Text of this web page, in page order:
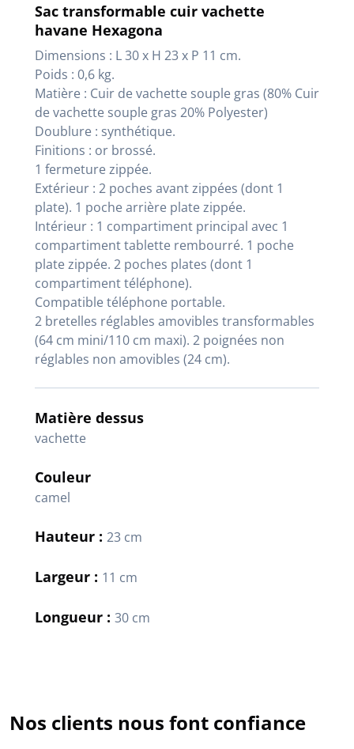
Sac transformable cuir vachette
havane Hexagona
Dimensions : L 30 x H 23 x P 11 cm.
Poids : 0,6 kg.
Matière : Cuir de vachette souple gras (80% Cuir
de vachette souple gras 20% Polyester)
Doublure : synthétique.
Finitions : or brossé.
1 fermeture zippée.
Extérieur : 2 poches avant zippées (dont 1
plate). 1 poche arrière plate zippée.
Intérieur : 1 compartiment principal avec 1
compartiment tablette rembourré. 1 poche
plate zippée. 2 poches plates (dont 1
compartiment téléphone).
Compatible téléphone portable.
2 bretelles réglables amovibles transformables
(64 cm mini/110 cm maxi). 2 poignées non
réglables non amovibles (24 cm).
Matière dessus
vachette
Couleur
camel
Hauteur : 23 cm
Largeur : 11 cm
Longueur : 30 cm
Nos clients nous font confiance